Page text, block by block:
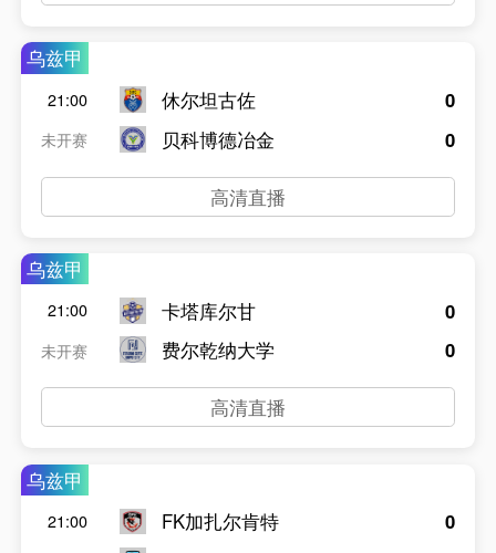
乌兹甲
21:00
未开赛
休尔坦古佐
贝科博德冶金
0
0
高清直播
乌兹甲
21:00
未开赛
卡塔库尔甘
费尔乾纳大学
0
0
高清直播
乌兹甲
21:00
FK加扎尔肯特
0